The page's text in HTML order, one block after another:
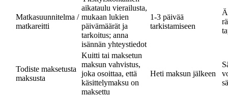
Matkasuunnitelma /
matkareitti
aikataulu vierailusta,
mukaan lukien
päivämäärät ja
tarkoitus; anna
isännän yhteystiedot
1-3 päivää
tarkistamiseen
Todiste maksetusta
maksusta
Kuitti tai maksetun
maksun vahvistus,
joka osoittaa, että
käsittelymaksu on
maksettu
Heti maksun jälkeen